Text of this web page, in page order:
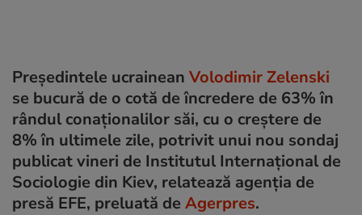
Președintele ucrainean Volodimir Zelenski
se bucură de o cotă de încredere de 63% în
rândul conaționalilor săi, cu o creștere de
8% în ultimele zile, potrivit unui nou sondaj
publicat vineri de Institutul Internațional de
Sociologie din Kiev, relatează agenția de
presă EFE, preluată de Agerpres.